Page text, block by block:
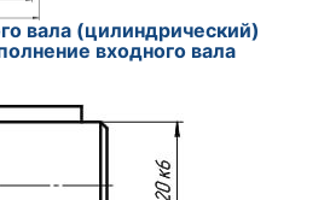
вала (цилиндрический)
входного вала